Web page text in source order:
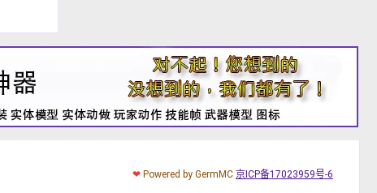
❤ Powered by GermMC 京ICP备17023959号-6